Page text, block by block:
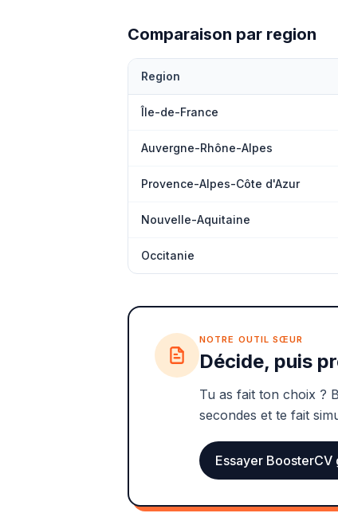
Comparaison par region
Region
Île-de-France
Auvergne-Rhône-Alpes
Provence-Alpes-Côte d'Azur
Nouvelle-Aquitaine
Occitanie
NOTRE OUTIL SŒUR
Décide, puis
Tu as fait ton choix ?
secondes et te fait
Essayer BoosterCV